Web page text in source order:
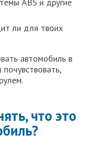
ABS и другие
ли для твоих
автомобиль в
что это